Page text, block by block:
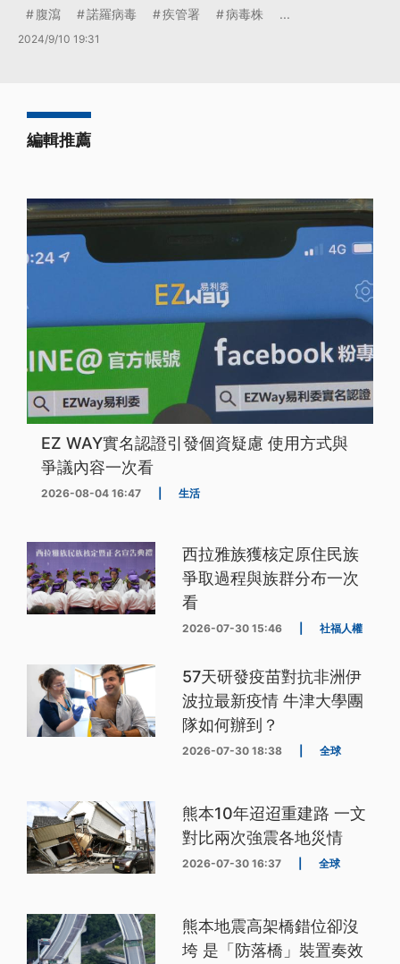
腹瀉 諾羅病毒 疾管署 病毒株 ...
2024/9/10 19:31
編輯推薦
EZ WAY實名認證引發個資疑慮 使用方式與
爭議內容一次看
2026-08-04 16:47 生活
西拉雅族獲核定原住民族
爭取過程與族群分布一次
看
2026-07-30 15:46 社福人權
57天研發疫苗對抗非洲伊
波拉最新疫情 牛津大學團
隊如何辦到？
2026-07-30 18:38 全球
熊本10年迢迢重建路 一文
對比兩次強震各地災情
2026-07-30 16:37 全球
熊本地震高架橋錯位卻沒
垮 是「防落橋」裝置奏效